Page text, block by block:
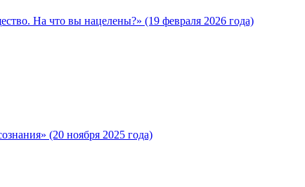
На что вы нацелены?» (19 февраля 2026 года)
(20 ноября 2025 года)